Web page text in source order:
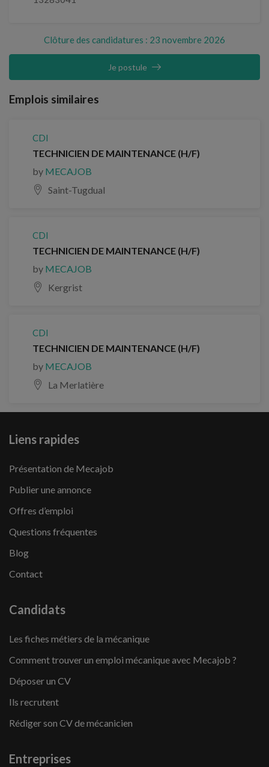
Clôture des candidatures : 23 novembre 2026
Je postule
Emplois similaires
CDI
TECHNICIEN DE MAINTENANCE (H/F)
by MECAJOB
Saint-Tugdual
CDI
TECHNICIEN DE MAINTENANCE (H/F)
by MECAJOB
Kergrist
CDI
TECHNICIEN DE MAINTENANCE (H/F)
by MECAJOB
La Merlatière
Liens rapides
Présentation de Mecajob
Publier une annonce
Offres d’emploi
Questions fréquentes
Blog
Contact
Candidats
Les fiches métiers de la mécanique
Comment trouver un emploi mécanique avec Mecajob ?
Déposer un CV
Ils recrutent
Rédiger son CV de mécanicien
Entreprises